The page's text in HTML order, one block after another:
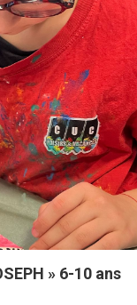
» 6-10 ans